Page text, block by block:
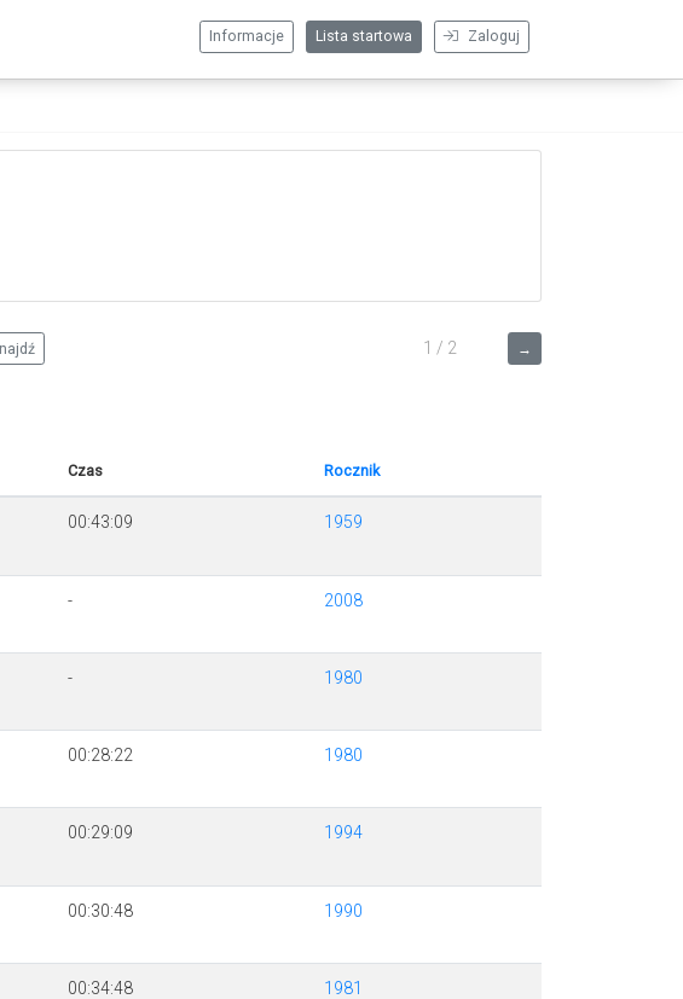
Zaloguj
Lista startowa
Informacje
→
1 / 2
Czas Rocznik
00:43:09 1959
- 2008
- 1980
00:28:22 1980
00:29:09 1994
00:30:48 1990
00:34:48 1981